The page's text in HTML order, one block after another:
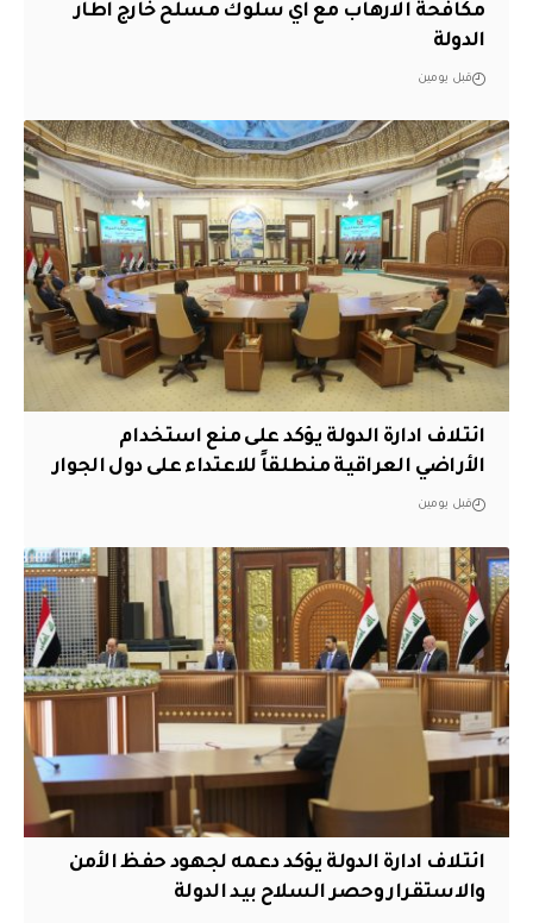
مكافحة الارهاب مع اي سلوك مسلح خارج اطار
الدولة
قبل يومين
ائتلاف ادارة الدولة يؤكد على منع استخدام
الأراضي العراقية منطلقاً للاعتداء على دول الجوار
قبل يومين
ائتلاف ادارة الدولة يؤكد دعمه لجهود حفظ الأمن
والاستقرار وحصر السلاح بيد الدولة